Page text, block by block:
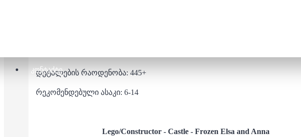
ᲙᲝᲜᲢᲐᲥᲢᲘ
დეტალების რაოდენობა: 445+
რეკომენდებული ასაკი: 6-14
Lego/Constructor - Castle - Frozen Elsa and Anna